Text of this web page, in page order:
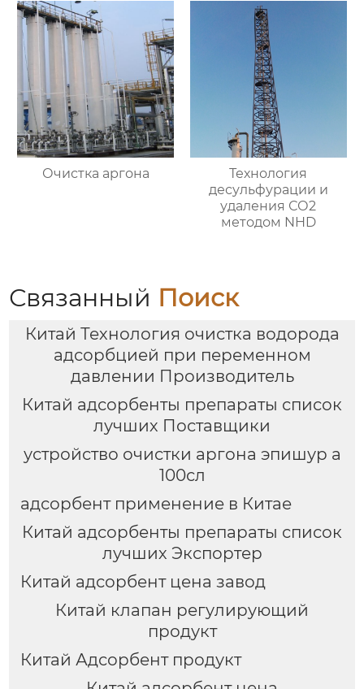
Очистка аргона
Технология
десульфурации и
удаления СО2
методом NHD
Связанный Поиск
Китай Технология очистка водорода
адсорбцией при переменном
давлении Производитель
Китай адсорбенты препараты список
лучших Поставщики
устройство очистки аргона эпишур а
100сл
адсорбент применение в Китае
Китай адсорбенты препараты список
лучших Экспортер
Китай адсорбент цена завод
Китай клапан регулирующий
продукт
Китай Адсорбент продукт